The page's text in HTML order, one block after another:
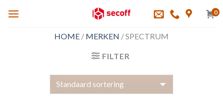
0
HOME / MERKEN /SPECTRUM
FILTER